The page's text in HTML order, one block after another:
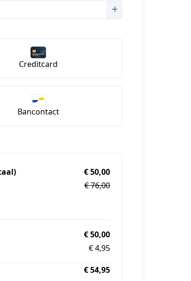
Creditcard
Bancontact
€ 50,00
€ 76,00
€ 50,00
€ 4,95
€ 54,95